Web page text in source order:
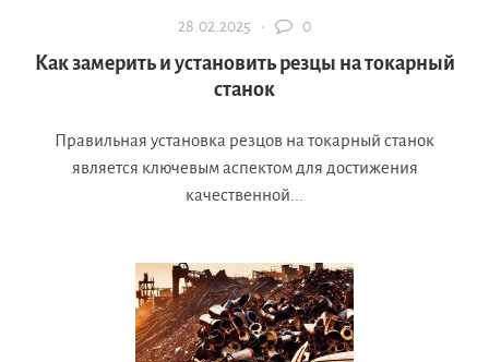
28.02.2025 · 0
Как замерить и установить резцы на токарный
станок
Правильная установка резцов на токарный станок
является ключевым аспектом для достижения
качественной...